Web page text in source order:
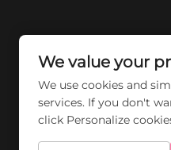
We value your
We use cookies and
services. If you don't
click Personalize